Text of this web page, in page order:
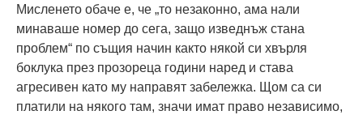
Мисленето обаче е, че „то незаконно, ама нали
минаваше номер до сега, защо изведнъж стана
проблем“ по същия начин както някой си хвърля
боклука през прозореца години наред и става
агресивен като му направят забележка. Щом са си
платили на някого там, значи имат право независимо,